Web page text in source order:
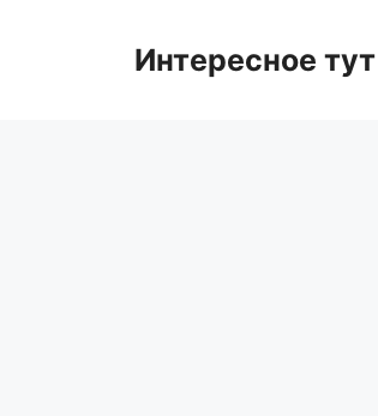
Интересное тут